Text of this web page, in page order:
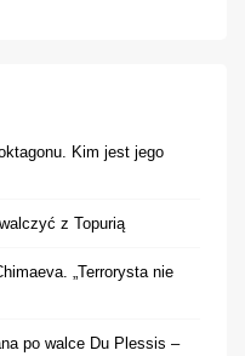
Kim jest jego
z Topurią
„Terrorysta nie
po walce Du Plessis –